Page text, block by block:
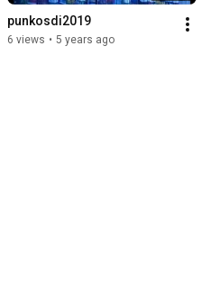
punkosdi2019
6 views • 5 years ago